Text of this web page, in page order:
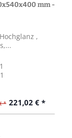
mm -
,
* 221,02 € *